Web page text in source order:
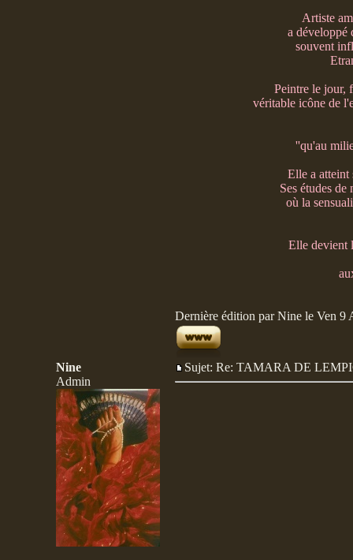
Artiste
a développé
souvent
Peintre le jour,
véritable icône de
''qu'au
Elle a atteint
Ses études
où la
Elle devient
Dernière édition par Nine le Ven 9
Nine
Admin
Sujet: Re: TAMARA DE